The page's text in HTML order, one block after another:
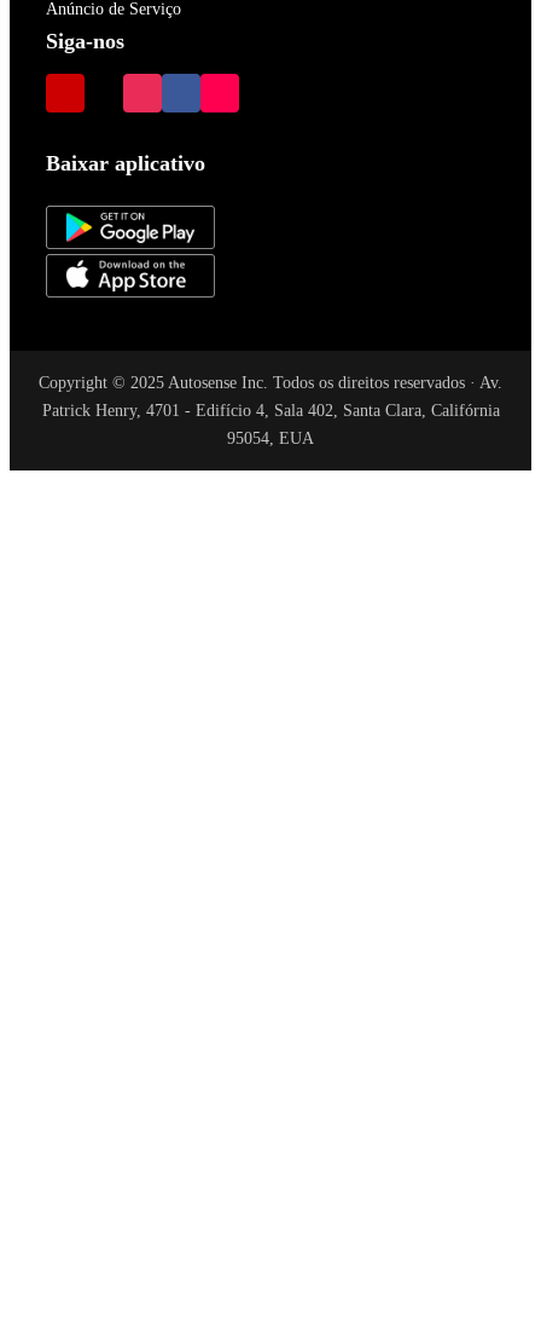
Anúncio de Serviço
Siga-nos
Baixar aplicativo
Copyright © 2025 Autosense Inc. Todos os direitos reservados · Av.
Patrick Henry, 4701 - Edifício 4, Sala 402, Santa Clara, Califórnia
95054, EUA